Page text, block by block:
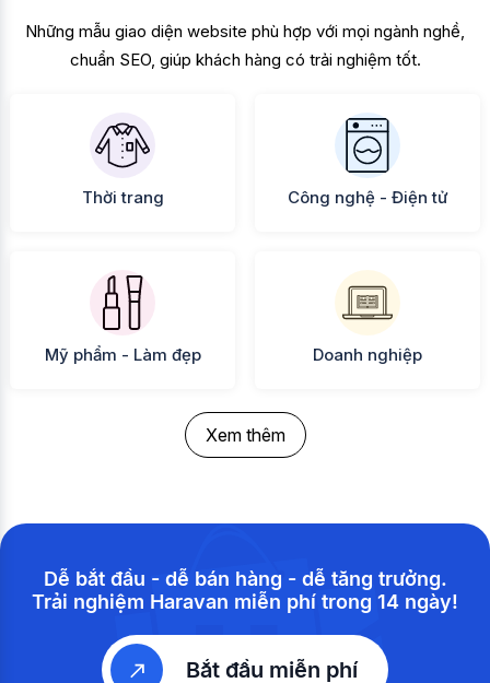
Những mẫu giao diện website phù hợp với mọi ngành nghề,
chuẩn SEO, giúp khách hàng có trải nghiệm tốt.
Thời trang Công nghệ - Điện tử
Mỹ phẩm - Làm đẹp Doanh nghiệp
Xem thêm
Dễ bắt đầu - dễ bán hàng - dễ tăng trưởng.
Trải nghiệm Haravan miễn phí trong 14 ngày!
Bắt đầu miễn phí